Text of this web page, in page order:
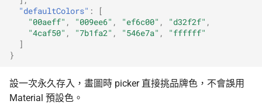
"defaultColors" :
[
"00aeff" , "009ee6" , "ef6c00" , "d32f2f" ,
"4caf50" , "7b1fa2" , "546e7a" ,
"ffffff"
]
}
設一次永久存入，畫圖時 picker 直接挑品牌色，不會誤用
Material 預設色。